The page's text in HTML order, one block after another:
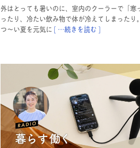
外はとっても暑いのに、室内のクーラーで「寒
ったり、冷たい飲み物で体が冷えてしまったり
つ〜い夏を元気に [ …続きを読む ]